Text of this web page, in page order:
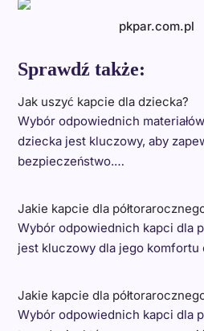
pkpar.com.pl
Sprawdź także:
Jak uszyć kapcie dla dziecka?
Wybór odpowiednich
dziecka jest kluczowy, aby
bezpieczeństwo.…
Jakie kapcie dla
Wybór odpowiednich kapci dla
jest kluczowy dla jego
Jakie kapcie dla
Wybór odpowiednich kapci dla